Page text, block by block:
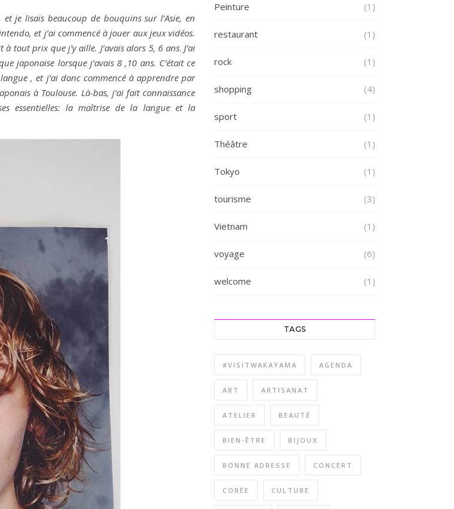
je lisais beaucoup de bouquins sur l’Asie, en
et j’ai commencé à jouer aux jeux vidéos.
tout prix que j’y aille. J’avais alors 5, 6 ans.J’ai
japonaise lorsque j’avais 8 ,10 ans. C’était ce
, et j’ai donc commencé à apprendre par
à Toulouse. Là-bas, j’ai fait connaissance
essentielles: la maîtrise de la langue et la
Peinture (1)
restaurant (1)
rock (1)
shopping (4)
sport (1)
Théâtre (1)
Tokyo (1)
tourisme (3)
Vietnam (1)
voyage (6)
welcome (1)
TAGS
#VISITWAKAYAMA AGENDA
ART ARTISANAT
ATELIER BEAUTÉ
BIEN-ÊTRE BIJOUX
BONNE ADRESSE CONCERT
CORÉE CULTURE